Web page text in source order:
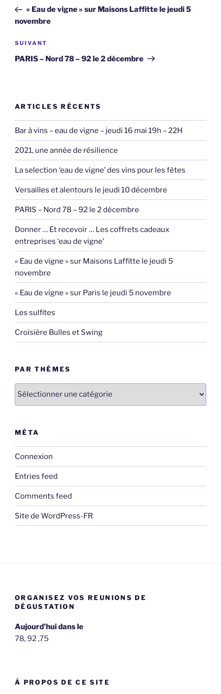
l’article
précédent
« Eau de vigne » sur Maisons Laffitte le jeudi 5
novembre
Article
suivant
SUIVANT
PARIS – Nord 78 – 92 le 2 décembre
ARTICLES RÉCENTS
Bar à vins – eau de vigne – jeudi 16 mai 19h – 22H
2021, une année de résilience
La selection ‘eau de vigne’ des vins pour les fêtes
Versailles et alentours le jeudi 10 décembre
PARIS – Nord 78 – 92 le 2 décembre
Donner … Et recevoir … Les coffrets cadeaux
entreprises ‘eau de vigne’
« Eau de vigne » sur Maisons Laffitte le jeudi 5
novembre
« Eau de vigne » sur Paris le jeudi 5 novembre
Les sulfites
Croisière Bulles et Swing
PAR THÈMES
par
MÉTA
Connexion
Entries feed
Comments feed
Site de WordPress-FR
ORGANISEZ VOS REUNIONS DE
DÉGUSTATION
Aujourd'hui dans le
78, 92 ,75
À PROPOS DE CE SITE